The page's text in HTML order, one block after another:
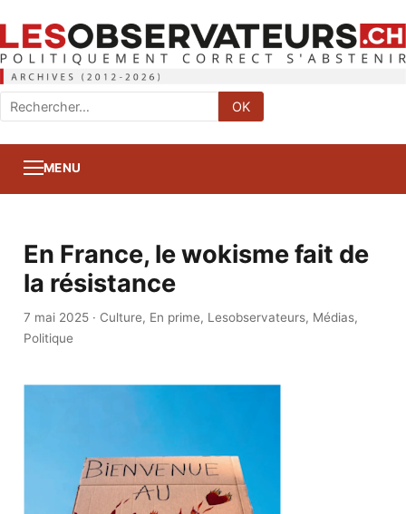
Rechercher
:
OK
MENU
En France, le wokisme fait de
la résistance
7 mai 2025· Culture, En prime, Lesobservateurs, Médias,
Politique